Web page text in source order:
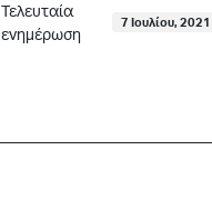
Τελευταία
ενημέρωση
7 Ιουλίου, 2021